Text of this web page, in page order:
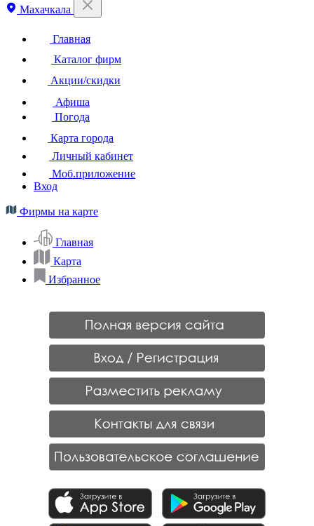
Махачкала
Главная
Каталог фирм
Акции/скидки
Афиша
Погода
Карта города
Личный кабинет
Моб.приложение
Вход
Фирмы на карте
Главная
Карта
Избранное